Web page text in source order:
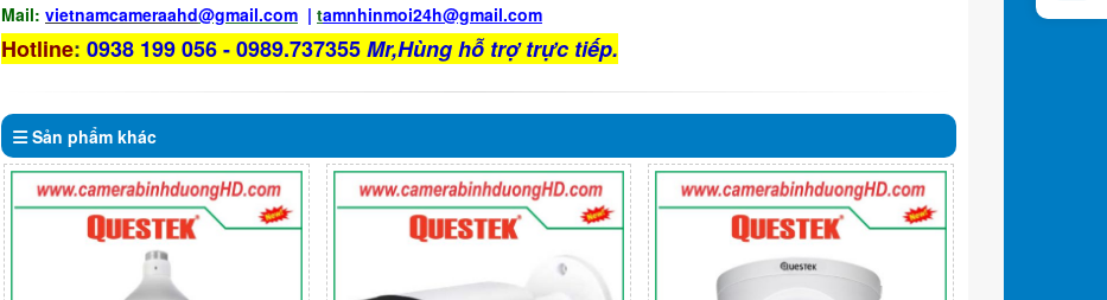
Mail: vietnamcameraahd@gmail.com | tamnhinmoi24h@gmail.com
Hotline: 0938 199 056 - 0989.737355Mr,Hùng hỗ trợ trực tiếp.
Sản phẩm khác